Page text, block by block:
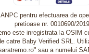
pentru efectuarea de
pretioase nr. 0010690/2019
este inregistrata la OSIM
catre Baby Verified SRL.
sau a numelui